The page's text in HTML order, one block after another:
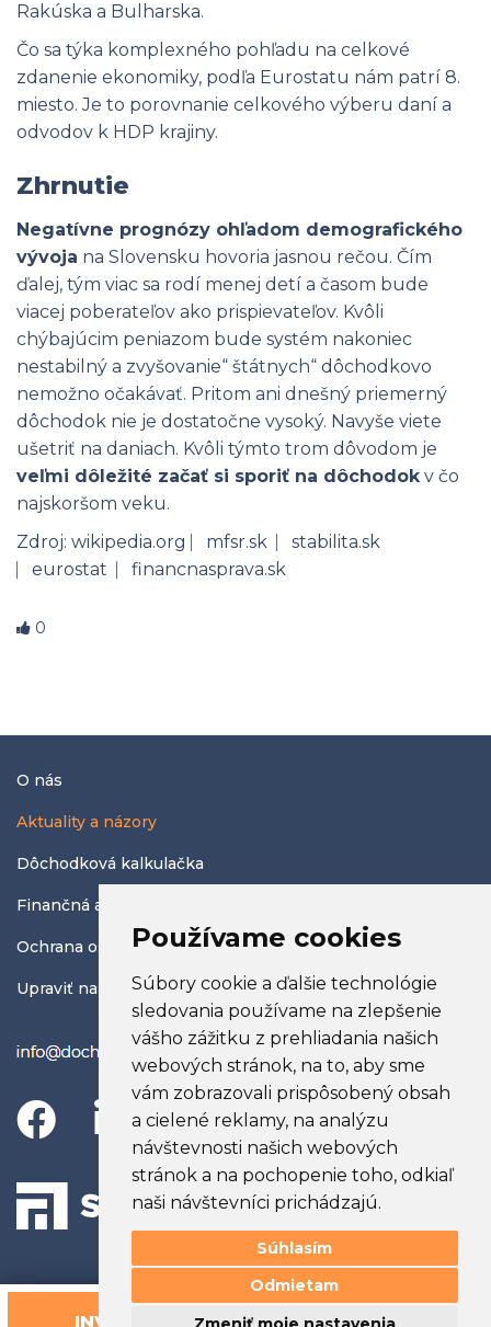
Používame cookies
Súbory cookie a ďalšie technológie
sledovania používame na zlepšenie
vášho zážitku z prehliadania našich
webových stránok, na to, aby sme
vám zobrazovali prispôsobený obsah
a cielené reklamy, na analýzu
návštevnosti našich webových
stránok a na pochopenie toho, odkiaľ
naši návštevníci prichádzajú.
Súhlasím
Odmietam
Rakúska a Bulharska.
Čo sa týka komplexného pohľadu na celkové
zdanenie ekonomiky, podľa Eurostatu nám patrí 8.
miesto. Je to porovnanie celkového výberu daní a
odvodov k HDP krajiny.
Zhrnutie
Negatívne prognózy ohľadom demografického
vývoja na Slovensku hovoria jasnou rečou. Čím
ďalej, tým viac sa rodí menej detí a časom bude
viacej poberateľov ako prispievateľov. Kvôli
chýbajúcim peniazom bude systém nakoniec
nestabilný a zvyšovanie“ štátnych“ dôchodkovo
nemožno očakávať. Pritom ani dnešný priemerný
dôchodok nie je dostatočne vysoký. Navyše viete
ušetriť na daniach. Kvôli týmto trom dôvodom je
veľmi dôležité začať si sporiť na dôchodokv čo
najskoršom veku.
Zdroj: wikipedia.org ⎸ mfsr.sk ⎸ stabilita.sk
⎸ eurostat ⎸ financnasprava.sk
0
O nás
Aktuality a názory
Dôchodková kalkulačka
Finančná abeceda
Ochrana osobných údajov
Upraviť nastavenia COOKIES
Posledná aktualizácia:23.01.2026
webdesign © 2026Efektívny Marketing
INVESTIČNÝ